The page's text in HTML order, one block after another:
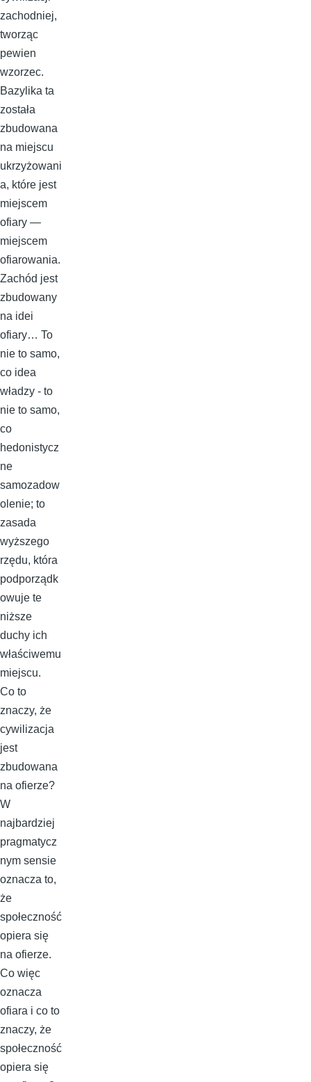
zachodniej,
tworząc
pewien
wzorzec.
Bazylika ta
została
zbudowana
na miejscu
ukrzyżowani
a, które jest
miejscem
ofiary —
miejscem
ofiarowania.
Zachód jest
zbudowany
na idei
ofiary… To
nie to samo,
co idea
władzy - to
nie to samo,
co
hedonistycz
ne
samozadow
olenie; to
zasada
wyższego
rzędu, która
podporządk
owuje te
niższe
duchy ich
właściwemu
miejscu.
Co to
znaczy, że
cywilizacja
jest
zbudowana
na ofierze?
W
najbardziej
pragmatycz
nym sensie
oznacza to,
że
społeczność
opiera się
na ofierze.
Co więc
oznacza
ofiara i co to
znaczy, że
społeczność
opiera się